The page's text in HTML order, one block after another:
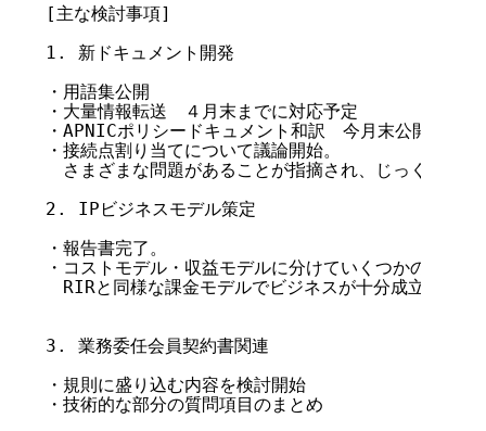
[主な検討事項]
1. 新ドキュメント開発
・用語集公開
・大量情報転送　４月末までに対応予定
・APNICポリシードキュメント和訳　今月末公開予定
・接続点割り当てについて議論開始。
さまざまな問題があることが指摘され、じっくり検討
2. IPビジネスモデル策定
・報告書完了。
・コストモデル・収益モデルに分けていくつかのモデ
RIRと同様な課金モデルでビジネスが十分成立の見込
3. 業務委任会員契約書関連
・規則に盛り込む内容を検討開始
・技術的な部分の質問項目のまとめ